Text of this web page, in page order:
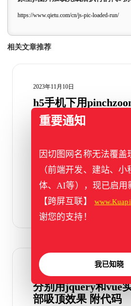
https://www.qietu.com/cn/js-pic-loaded-run/
相关文章推荐
2023年11月10日
h5手机下用
现手指触摸图片放大
了pinchzoom.js这款插件 […]
2023年09月28日
分别用jquery和vue
部吸顶效果 附代码
重要通知
因切图网名称无法覆盖
（前端开发、建站、小
体、AI等），现已启用
【跨屏互联】
谢您的支持！
我已知晓